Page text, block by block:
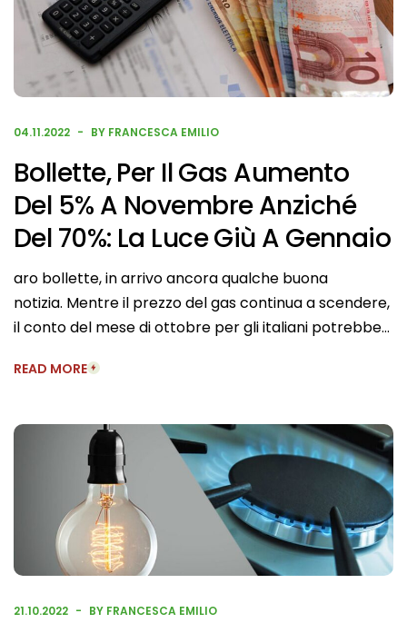
04.11.2022 BY FRANCESCA EMILIO
Bollette, Per Il Gas Aumento
Del 5% A Novembre Anziché
Del 70%: La Luce Giù A Gennaio
aro bollette, in arrivo ancora qualche buona
notizia. Mentre il prezzo del gas continua a scendere,
il conto del mese di ottobre per gli italiani potrebbe…
READ MORE
21.10.2022 BY FRANCESCA EMILIO